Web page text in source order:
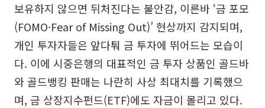
보유하지 않으면 뒤처진다는 불안감, 이른바 ‘금 포모
(FOMO·Fear of Missing Out)’ 현상까지 감지되며,
개인 투자자들은 앞다퉈 금 투자에 뛰어드는 모습이
다. 이에 시중은행의 대표적인 금 투자 상품인 골드바
와 골드뱅킹 판매는 나란히 사상 최대치를 기록했으
며, 금 상장지수펀드(ETF)에도 자금이 몰리고 있다.